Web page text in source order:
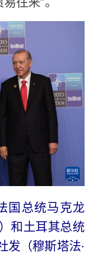
国总统马克龙
和土耳其总统
发（穆斯塔法·